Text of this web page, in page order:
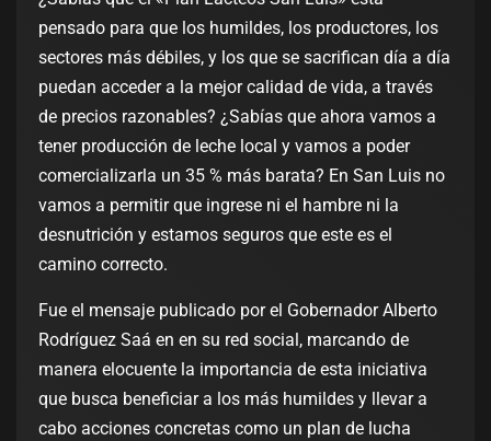
pensado para que los humildes, los productores, los
sectores más débiles, y los que se sacrifican día a día
puedan acceder a la mejor calidad de vida, a través
de precios razonables? ¿Sabías que ahora vamos a
tener producción de leche local y vamos a poder
comercializarla un 35 % más barata? En San Luis no
vamos a permitir que ingrese ni el hambre ni la
desnutrición y estamos seguros que este es el
camino correcto.
Fue el mensaje publicado por el Gobernador Alberto
Rodríguez Saá en en su red social, marcando de
manera elocuente la importancia de esta iniciativa
que busca beneficiar a los más humildes y llevar a
cabo acciones concretas como un plan de lucha